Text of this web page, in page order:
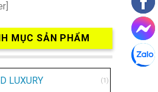
MỤC SẢN PHẨM
LUXURY (1)